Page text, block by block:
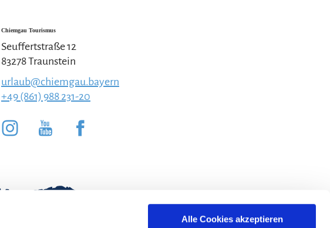
Alle Cookies akzeptieren
Chiemgau Tourismus
Seuffertstraße 12
83278 Traunstein
urlaub@chiemgau.bayern
+49 (861) 988 231-20